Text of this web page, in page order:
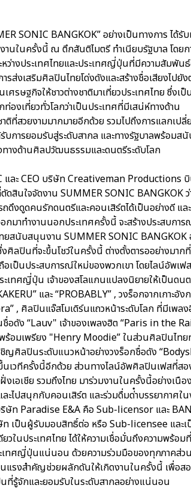
SONIC BANGKOK” อย่างเป็นทางการ ได้รั
นในครั้งนี้ ณ ตึกสันติไมตรี ทําเนียบรัฐบาล โดยก
ว่างประเทศไทยและประเทศญี่ปุ่นที่มีความสัมพัน
ส่งเสริมศิลปินไทยโด่งดังและสร้างชื่อเสียงไปยัง
รษฐกิจให้ชาวต่างชาติมาเที่ยวประเทศไทย ซึ่งเป็
องเที่ยวทั่วโลกว่าเป็นประเทศที่มีเสน่ห์ทางด้าน
ที่สวยงามมากมายอีกด้วย รวมไปถึงการแลกเป
การยอมรับสู่ระดับสากล และทางรัฐบาลพร้อมส
างด้านศิลปวัฒนธรรมและดนตรีระดับโลก
และ CEO บริษัท Creativeman Productions
สินใจจัดงาน SUMMER SONIC BANGKOK ว่
ดึงดูดคนรักดนตรีและคอนเสิร์ตได้เป็นอย่างดี และ
กมาทํางานนอกประเทศครั้งนี้ จะสร้างประสบกา
ยสนับสนุนงาน SUMMER SONIC BANGKOK
ศิลปินที่จะขึ้นโชว์ในครั้งนี้ ต่างตั้งตารออย่างมากที่
เป็นประสบการณ์ใหม่ของพวกเขา โดยไลน์อัพเ
เทศญี่ปุ่น เจ้าของสโลแกนแปลงนิยายให้เป็นดน
และ “PROBABLY” , วงร็อกจากเกาะอัง
, ศิลปินแจ๊สโมเดิร์นแถวหน้าระดับโลก ที่มีเพล
อดัง “Lauv" เจ้าของเพลงฮิต “Paris in the
ร้อมเพรียง "Henry Moodie” ในส่วนศิลปินไท
ญศิลปินระดับแนวหน้าอย่างวงร็อกชื่อดัง
นเวทีครั้งนี้อีกด้วย ส่วนทางไลน์อัพศิลปินเฟสที่ส
งเอเชีย รวมถึงไทย มาร่วมงานในครั้งนี้อย่างเนื
ไปสนุกกับคอนเสิร์ต และร่วมดื่มด่ําบรรยากาศใน
ท Paradise E&A คือ Sub-licensor และ
เป็นผู้รับมอบสิทธิ์ต่อ หรือ Sub-licensee และเ
ในประเทศไทย ได้ให้ความเชื่อมั่นถึงความพร้อม
ทศญี่ปุ่นแน่นอน ด้วยความร่วมมือของทุกภาคส่ว
แรงสําคัญช่วยผลักดันให้เกิดงานในครั้งนี้ เพื่อส
รู้จักและยอมรับในระดับสากลอย่างแน่นอน